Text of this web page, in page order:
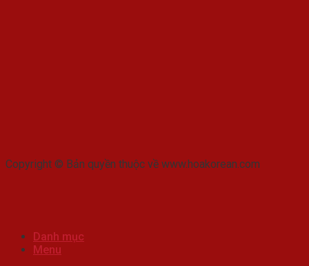
Copyright © Bản quyền thuộc về www.hoakorean.com
Danh mục
Menu